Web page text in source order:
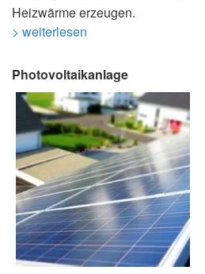
Heizwärme erzeugen.
> weiterlesen
Photovoltaikanlage